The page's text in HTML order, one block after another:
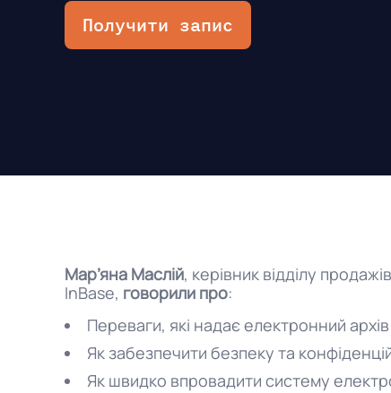
Получити запис
Мар’яна Маслій, керівник відділу
InBase, говорили про:
Переваги, які надає електронний
Як забезпечити безпеку та
Як швидко впровадити систему